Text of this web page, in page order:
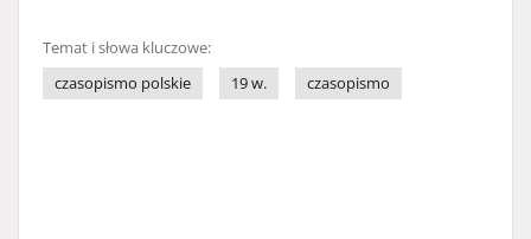
Temat i słowa kluczowe:
czasopismo polskie
19 w. czasopismo